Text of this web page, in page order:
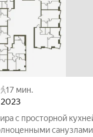
17 мин.
2023
с просторной